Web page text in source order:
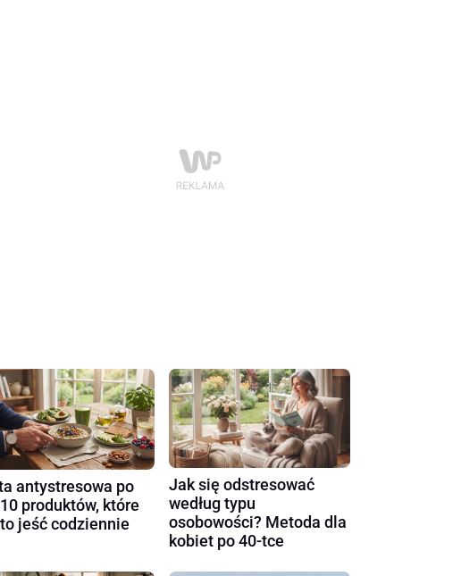
antystresowa po
produktów, które
jeść codziennie
Jak się odstresować
według typu
osobowości? Metoda dla
kobiet po 40-tce